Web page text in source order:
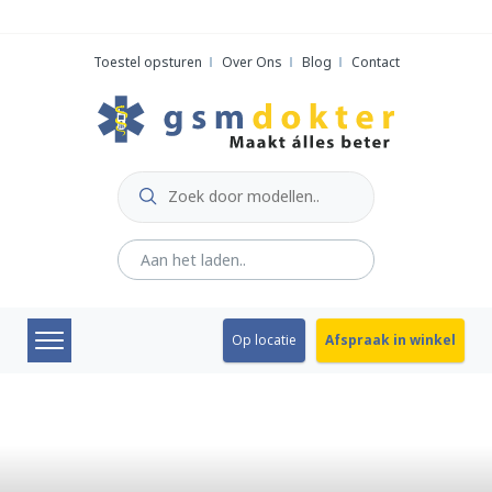
Toestel opsturen Over Ons Blog Contact
Op locatie Afspraak in winkel